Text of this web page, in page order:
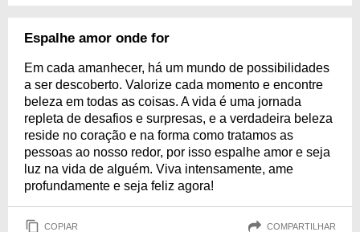
Espalhe amor onde for
Em cada amanhecer, há um mundo de possibilidades
a ser descoberto. Valorize cada momento e encontre
beleza em todas as coisas. A vida é uma jornada
repleta de desafios e surpresas, e a verdadeira beleza
reside no coração e na forma como tratamos as
pessoas ao nosso redor, por isso espalhe amor e seja
luz na vida de alguém. Viva intensamente, ame
profundamente e seja feliz agora!
COPIAR COMPARTILHAR